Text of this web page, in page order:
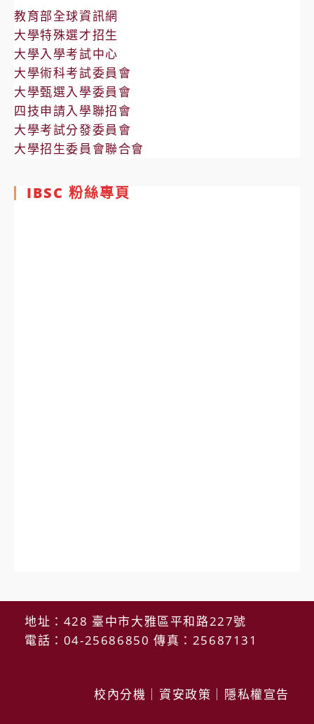
教育部全球資訊網
大學特殊選才招生
大學入學考試中心
大學術科考試委員會
大學甄選入學委員會
四技申請入學聯招會
大學考試分發委員會
大學招生委員會聯合會
IBSC 粉絲專頁
地址：428 臺中市大雅區平和路227號
電話：04-25686850 傳真：25687131
校內分機 資安政策 隱私權宣告